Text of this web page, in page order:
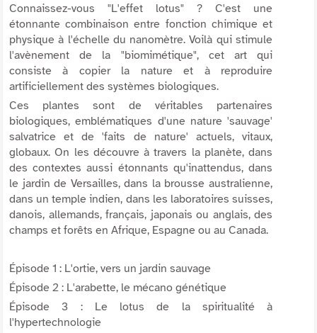
Connaissez-vous "L'effet lotus" ? C'est une
étonnante combinaison entre fonction chimique et
physique à l'échelle du nanomètre. Voilà qui stimule
l'avènement de la "biomimétique", cet art qui
consiste à copier la nature et à reproduire
artificiellement des systèmes biologiques.
Ces plantes sont de véritables partenaires
biologiques, emblématiques d'une nature 'sauvage'
salvatrice et de 'faits de nature' actuels, vitaux,
globaux. On les découvre à travers la planète, dans
des contextes aussi étonnants qu'inattendus, dans
le jardin de Versailles, dans la brousse australienne,
dans un temple indien, dans les laboratoires suisses,
danois, allemands, français, japonais ou anglais, des
champs et forêts en Afrique, Espagne ou au Canada.
Épisode 1 : L'ortie, vers un jardin sauvage
Épisode 2 : L'arabette, le mécano génétique
Épisode 3 : Le lotus de la spiritualité à
l'hypertechnologie